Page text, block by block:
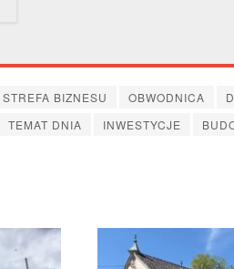
STREFA BIZNESU OBWODNICA
TEMAT DNIA INWESTYCJE